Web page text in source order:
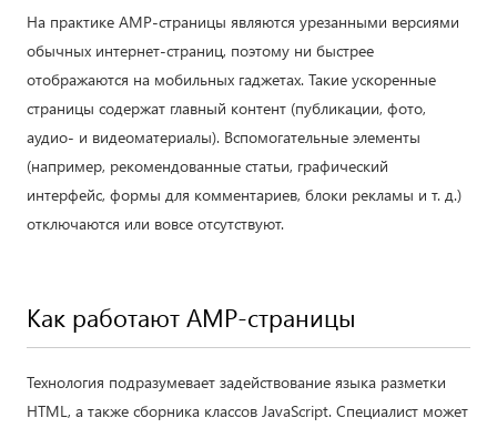
На практике AMP-страницы являются урезанными версиями
обычных интернет-страниц, поэтому ни быстрее
отображаются на мобильных гаджетах. Такие ускоренные
страницы содержат главный контент (публикации, фото,
аудио- и видеоматериалы). Вспомогательные элементы
(например, рекомендованные статьи, графический
интерфейс, формы для комментариев, блоки рекламы и т. д.)
отключаются или вовсе отсутствуют.
Как работают AMP-страницы
Технология подразумевает задействование языка разметки
HTML, а также сборника классов JavaScript. Специалист может